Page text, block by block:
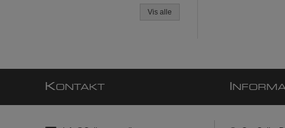
Vis alle
KONTAKT